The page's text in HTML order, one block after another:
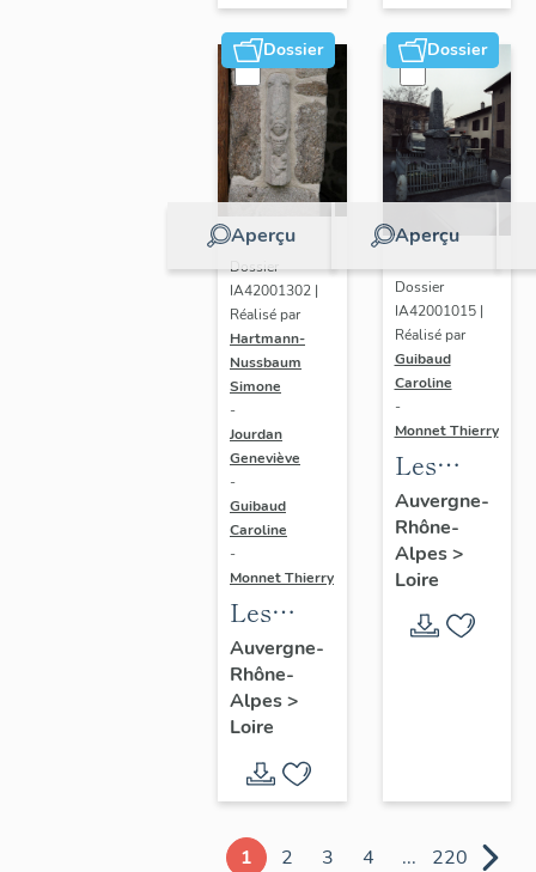
sous-
Couzan
Couzan
Dossier
Aperçu
Dossier
IA42001302 |
Réalisé par
Hartmann-
Nussbaum
Simone
-
Jourdan
Geneviève
-
Guibaud
Caroline
-
Monnet Thierry
Les
croix
monumentales
du
de
Montbrison
Auvergne-
Rhône-
Alpes>
Loire
Dossier
Aperçu
Dossier
IA42001015 |
Réalisé par
Guibaud
Caroline
-
Monnet Thierry
Les
monuments
aux
morts du
de Boën
Couzan
Auvergne-
Rhône-
Alpes>
Loire
1 2 3 4 ... 220